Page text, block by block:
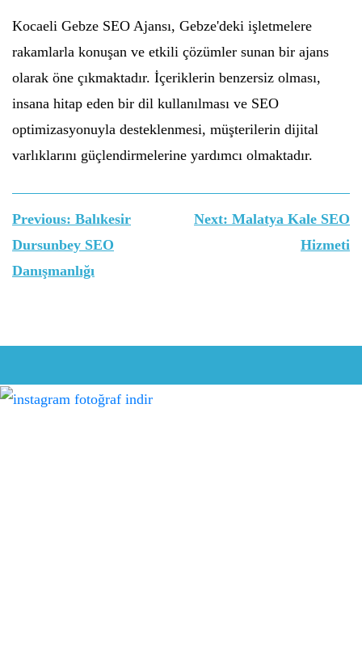
Kocaeli Gebze SEO Ajansı, Gebze'deki işletmelere
rakamlarla konuşan ve etkili çözümler sunan bir ajans
olarak öne çıkmaktadır. İçeriklerin benzersiz olması,
insana hitap eden bir dil kullanılması ve SEO
optimizasyonuyla desteklenmesi, müşterilerin dijital
varlıklarını güçlendirmelerine yardımcı olmaktadır.
Yazı
gezinmesi
Previous: Balıkesir
Dursunbey SEO
Danışmanlığı
Next: Malatya Kale SEO
Hizmeti